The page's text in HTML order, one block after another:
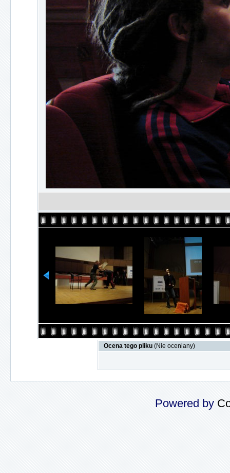
Ocena tego pliku (Nie oceniany)
Powered by